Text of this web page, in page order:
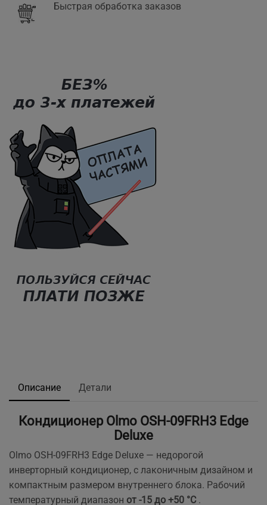
Быстрая обработка заказов
Описание Детали
Кондиционер Olmo OSH-09FRH3 Edge
Deluxe
Olmo OSH-09FRH3 Edge Deluxe — недорогой
инверторный кондиционер, с лаконичным дизайном и
компактным размером внутреннего блока. Рабочий
температурный диапазон от -15 до +50 °C .